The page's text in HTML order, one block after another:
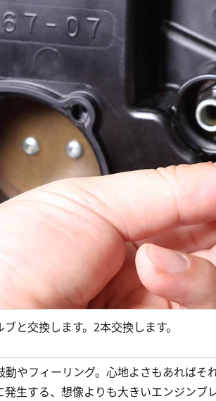
と交換します。2本交換します。
やフィーリング。心地よさもあればそ
生する、想像よりも大きいエンジンブ